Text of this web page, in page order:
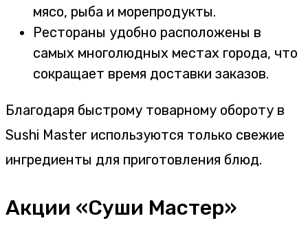
мясо, рыба и морепродукты.
Рестораны удобно расположены в
самых многолюдных местах города, что
сокращает время доставки заказов.
Благодаря быстрому товарному обороту в
Sushi Master используются только свежие
ингредиенты для приготовления блюд.
Акции «Суши Мастер»